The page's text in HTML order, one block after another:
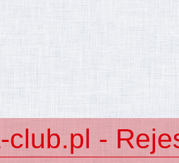
club.pl -